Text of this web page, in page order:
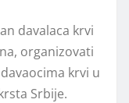
davalaca krvi
organizovati
krvi u
Srbije.